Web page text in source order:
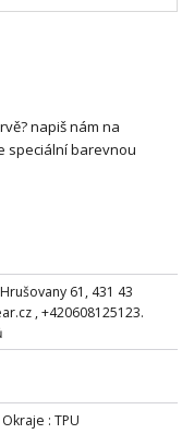
napiš nám na
speciální barevnou
61, 431 43
, +420608125123.
: TPU